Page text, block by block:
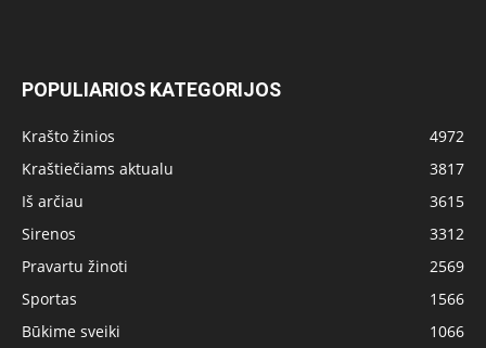
POPULIARIOS KATEGORIJOS
Krašto žinios
4972
Kraštiečiams aktualu
3817
Iš arčiau
3615
Sirenos
3312
Pravartu žinoti
2569
Sportas
1566
Būkime sveiki
1066